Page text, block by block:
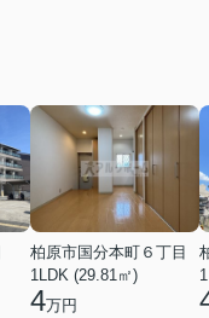
柏原市国分本町６丁目
1LDK (29.81㎡)
4万円